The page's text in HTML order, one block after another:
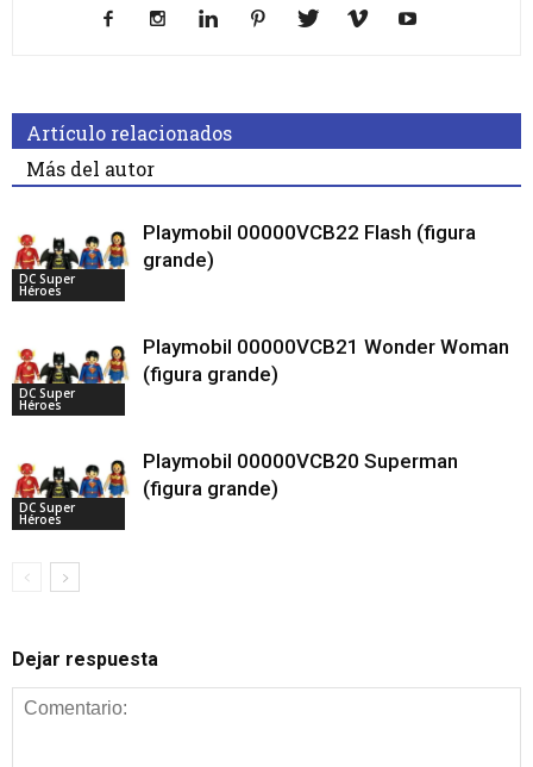
Artículo relacionados
Más del autor
DC Super
Héroes
Playmobil 00000VCB22 Flash (figura
grande)
DC Super
Héroes
Playmobil 00000VCB21 Wonder Woman
(figura grande)
DC Super
Héroes
Playmobil 00000VCB20 Superman
(figura grande)
Dejar respuesta